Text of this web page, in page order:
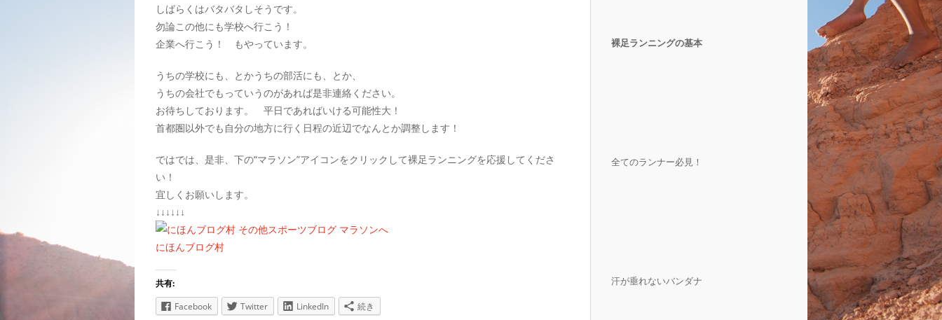
しばらくはバタバタしそうです。
勿論この他にも学校へ行こう！
企業へ行こう！ もやっています。
うちの学校にも、とかうちの部活にも、とか、
うちの会社でもっていうのがあれば是非連絡ください。
お待ちしております。 平日であればいける可能性大！
首都圏以外でも自分の地方に行く日程の近辺でなんとか調整します！
ではでは、是非、下の“マラソン”アイコンをクリックして裸足ランニングを応援してくださ
い！
宜しくお願いします。
↓↓↓↓↓↓
にほんブログ村
共有:
Facebook
Twitter LinkedIn 続き
裸足ランニングの基本
全てのランナー必見！
汗が垂れないバンダナ